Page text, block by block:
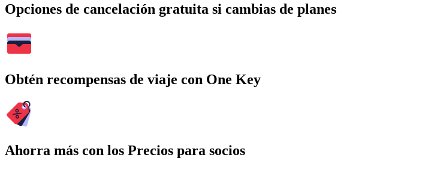
Opciones de cancelación gratuita si cambias de planes
Obtén recompensas de viaje con One Key
Ahorra más con los Precios para socios